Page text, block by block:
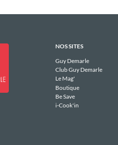
NOS SITES
Guy Demarle
Club Guy Demarle
Le Mag'
Boutique
Be Save
i-Cook'in